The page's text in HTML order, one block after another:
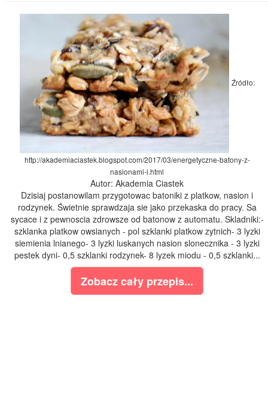
Źródło:
http://akademiaciastek.blogspot.com/2017/03/energetyczne-batony-z-
nasionami-i.html
Autor: Akademia Ciastek
Dzisiaj postanowilam przygotowac batoniki z platkow, nasion i
rodzynek. Świetnie sprawdzaja sie jako przekaska do pracy. Sa
sycace i z pewnoscia zdrowsze od batonow z automatu. Skladniki:-
szklanka platkow owsianych - pol szklanki platkow zytnich- 3 lyzki
siemienia lnianego- 3 lyzki luskanych nasion slonecznika - 3 lyzki
pestek dyni- 0,5 szklanki rodzynek- 8 lyzek miodu - 0,5 szklanki...
Zobacz cały przepis...